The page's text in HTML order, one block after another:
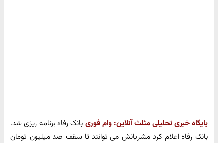
پایگاه خبری تحلیلی مثلث آنلاین: وام فوری بانک رفاه برنامه ریزی شد.
بانک رفاه اعلام کرد مشریانش می توانند تا سقف صد میلیون تومان